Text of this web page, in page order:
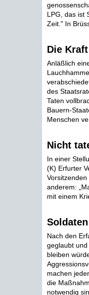
LPG, das ist
Zeit." In
Die
Anläßlich
des
Taten
Bauern-
Menschen
Nicht
In einer
(K) Erfurter
anderem:
mit einem
Nach den
geglaubt
bleiben
machen
die
notwendig